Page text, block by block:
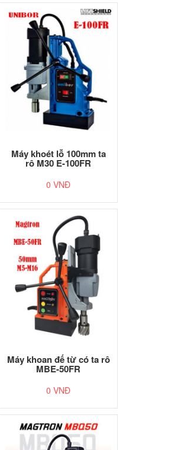
Máy khoét lỗ 100mm ta
rô M30 E-100FR
0 VNĐ
Máy khoan đế từ có ta rô
MBE-50FR
0 VNĐ